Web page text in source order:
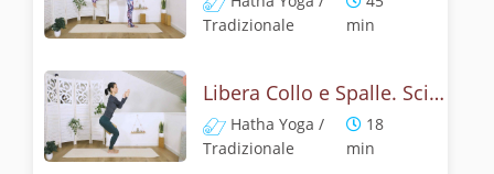
Tradizionale
min
Libera Collo e Spalle. Sciogli lo Stress con lo Yoga
Hatha Yoga /
Tradizionale
18
min